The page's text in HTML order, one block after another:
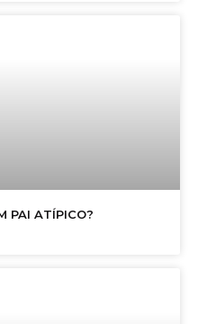
PAI ATÍPICO?